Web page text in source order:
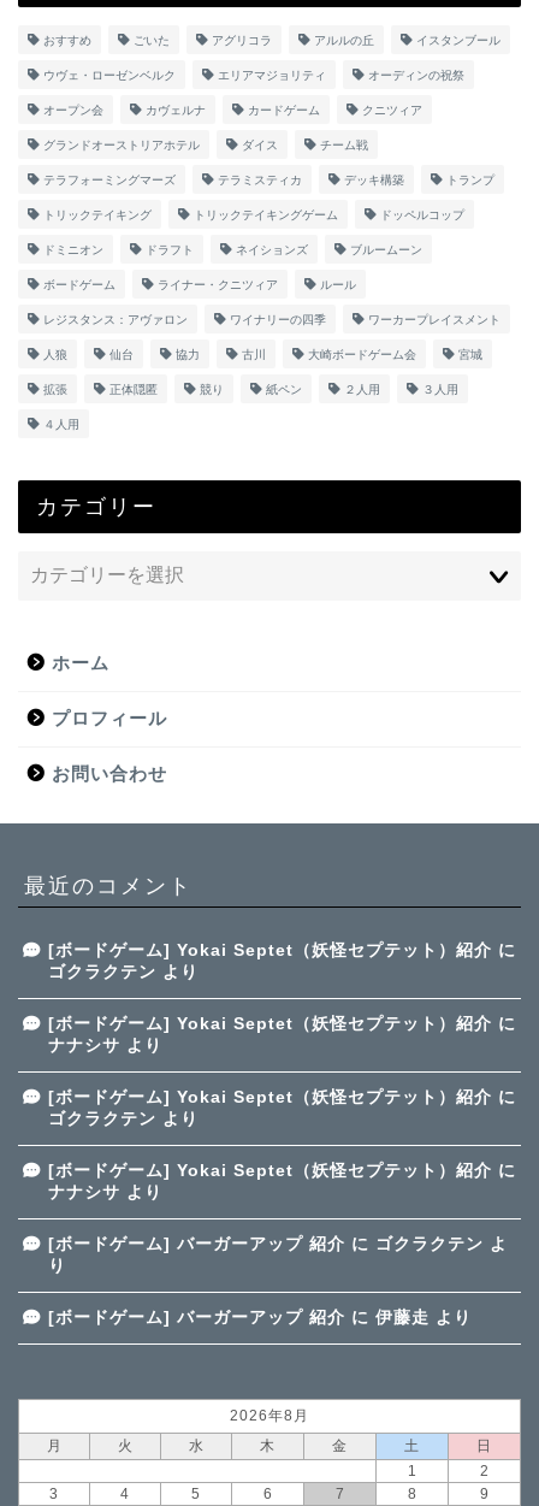
おすすめ ごいた アグリコラ アルルの丘 イスタンブール
ウヴェ・ローゼンベルク エリアマジョリティ オーディンの祝祭
オープン会 カヴェルナ カードゲーム クニツィア
グランドオーストリアホテル ダイス チーム戦
テラフォーミングマーズ テラミスティカ デッキ構築 トランプ
トリックテイキング トリックテイキングゲーム ドッペルコップ
ドミニオン ドラフト ネイションズ ブルームーン
ボードゲーム ライナー・クニツィア ルール
レジスタンス：アヴァロン ワイナリーの四季 ワーカープレイスメント
人狼 仙台 協力 古川 大崎ボードゲーム会 宮城
拡張 正体隠匿 競り 紙ペン ２人用 ３人用
４人用
カテゴリー
ホーム
プロフィール
お問い合わせ
最近のコメント
[ボードゲーム] Yokai Septet（妖怪セプテット）紹介 に
ゴクラクテン より
[ボードゲーム] Yokai Septet（妖怪セプテット）紹介 に
ナナシサ より
[ボードゲーム] Yokai Septet（妖怪セプテット）紹介 に
ゴクラクテン より
[ボードゲーム] Yokai Septet（妖怪セプテット）紹介 に
ナナシサ より
[ボードゲーム] バーガーアップ 紹介 に ゴクラクテン よ
り
[ボードゲーム] バーガーアップ 紹介 に 伊藤走 より
2026年8月
月
火 水 木 金 土
日
1
2
3
4 5 6 7 8 9